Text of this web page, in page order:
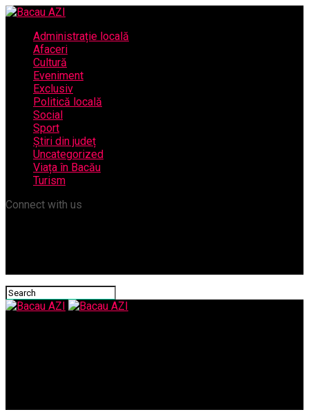
Administrație locală
Afaceri
Cultură
Eveniment
Exclusiv
Politică locală
Social
Sport
Știri din județ
Uncategorized
Viața în Bacău
Turism
Connect with us